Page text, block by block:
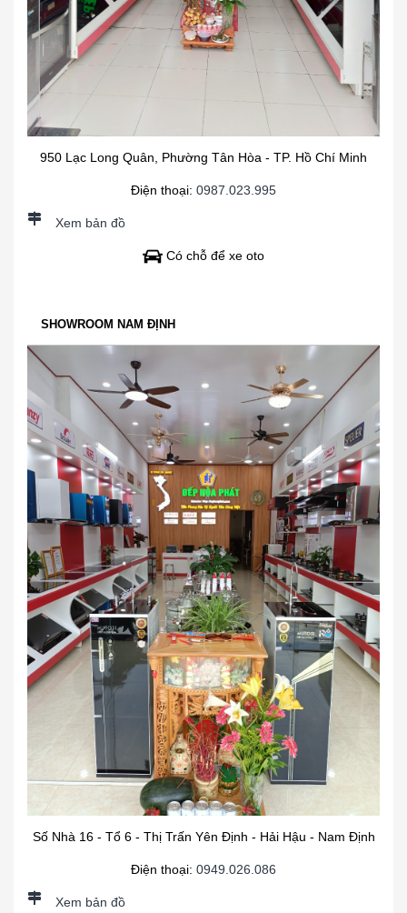
950 Lạc Long Quân, Phường Tân Hòa - TP. Hồ Chí Minh
Điện thoại: 0987.023.995
Xem bản đồ
Có chỗ để xe oto
SHOWROOM NAM ĐỊNH
Số Nhà 16 - Tổ 6 - Thị Trấn Yên Định - Hải Hậu - Nam Định
Điện thoại: 0949.026.086
Xem bản đồ